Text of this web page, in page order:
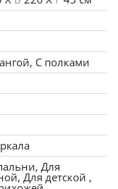
С полками
Для
Для детской ,